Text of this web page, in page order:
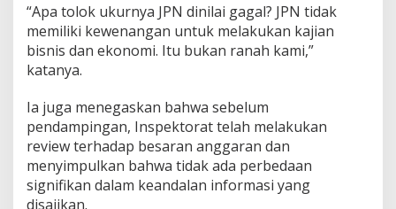
“Apa tolok ukurnya JPN dinilai gagal? JPN tidak
memiliki kewenangan untuk melakukan kajian
bisnis dan ekonomi. Itu bukan ranah kami,”
katanya.
Ia juga menegaskan bahwa sebelum
pendampingan, Inspektorat telah melakukan
review terhadap besaran anggaran dan
menyimpulkan bahwa tidak ada perbedaan
signifikan dalam keandalan informasi yang
disajikan.